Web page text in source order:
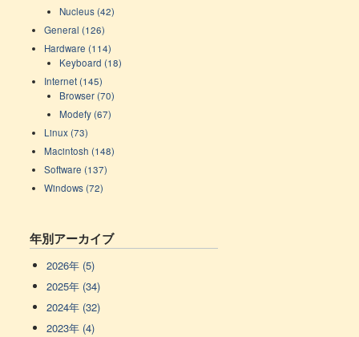
Nucleus (42)
General (126)
Hardware (114)
Keyboard (18)
Internet (145)
Browser (70)
Modefy (67)
Linux (73)
Macintosh (148)
Software (137)
Windows (72)
年別アーカイブ
2026年 (5)
2025年 (34)
2024年 (32)
2023年 (4)